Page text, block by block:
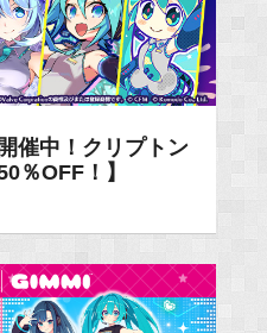
催中！クリプトン
％OFF！】